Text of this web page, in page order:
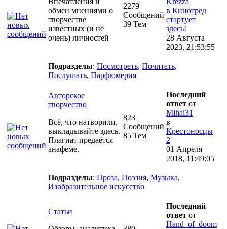
обмен мнениями о
творчестве
известных (и не
очень) личностей
2279
Сообщений
39 Тем
в Кинотред
стартует
здесь!
28 Августа
2023, 21:53:55
Подразделы: Посмотреть, Почитать,
Послушать, Парфюмерия
Авторское
творчество
Всё, что натворили,
выкладывайте здесь.
Плагиат предаётся
анафеме.
823
Сообщений
85 Тем
Последний
ответ от
Mihal31
в
Крестоносцы
2
01 Апреля
2018, 11:49:05
Подразделы: Проза, Поэзия, Музыка,
Изобразительное искусство
Статьи
Последний
ответ от
Hand_of_doom